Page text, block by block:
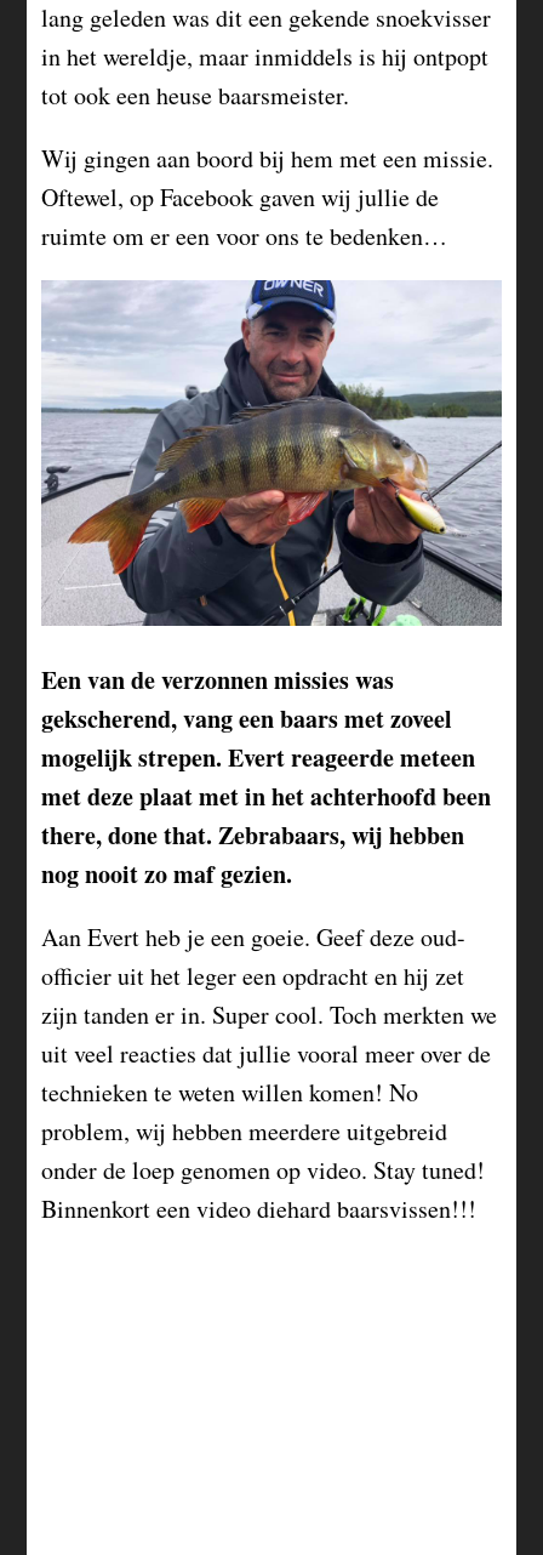
lang geleden was dit een gekende snoekvisser
in het wereldje, maar inmiddels is hij ontpopt
tot ook een heuse baarsmeister.
Wij gingen aan boord bij hem met een missie.
Oftewel, op Facebook gaven wij jullie de
ruimte om er een voor ons te bedenken…
Een van de verzonnen missies was
gekscherend, vang een baars met zoveel
mogelijk strepen. Evert reageerde meteen
met deze plaat met in het achterhoofd been
there, done that. Zebrabaars, wij hebben
nog nooit zo maf gezien.
Aan Evert heb je een goeie. Geef deze oud-
officier uit het leger een opdracht en hij zet
zijn tanden er in. Super cool. Toch merkten we
uit veel reacties dat jullie vooral meer over de
technieken te weten willen komen! No
problem, wij hebben meerdere uitgebreid
onder de loep genomen op video. Stay tuned!
Binnenkort een video diehard baarsvissen!!!